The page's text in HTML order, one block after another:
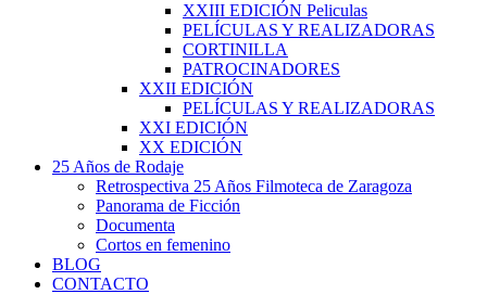
XXIII EDICIÓN Peliculas
PELÍCULAS Y REALIZADORAS
CORTINILLA
PATROCINADORES
XXII EDICIÓN
PELÍCULAS Y REALIZADORAS
XXI EDICIÓN
XX EDICIÓN
25 Años de Rodaje
Retrospectiva 25 Años Filmoteca de Zaragoza
Panorama de Ficción
Documenta
Cortos en femenino
BLOG
CONTACTO